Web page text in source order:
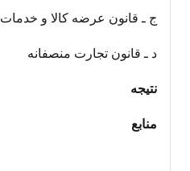
ج ـ قانون عرضه کالا و خدمات
د ـ قانون تجارت منصفانه
نتیجه
منابع